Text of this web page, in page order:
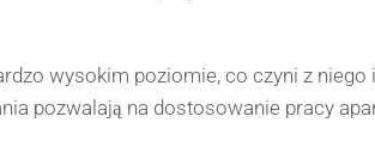
wysokim poziomie, co czyni z
pozwalają na dostosowanie pracy